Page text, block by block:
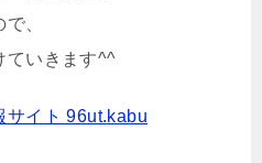
、
ていきます^^
サイト 96ut.kabu